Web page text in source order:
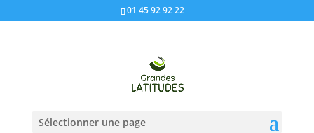
01 45 92 92 22
Sélectionner une page